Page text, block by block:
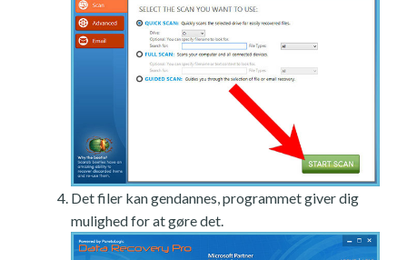
Det filer kan gendannes, programmet giver dig
mulighed for at gøre det.